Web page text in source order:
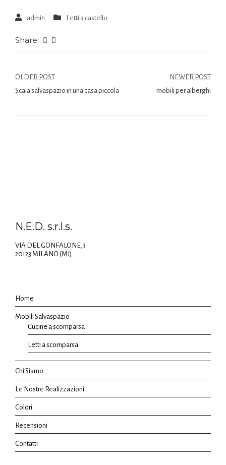
admin Letti a castello
Share:
OLDER POST
Scala salvaspazio in una casa piccola
NEWER POST
mobili per alberghi
N.E.D. s.r.l.s.
VIA DEL GONFALONE,3
20123 MILANO (MI)
Home
Mobili Salvaspazio
Cucine a scomparsa
Letti a scomparsa
Chi Siamo
Le Nostre Realizzazioni
Colori
Recensioni
Contatti